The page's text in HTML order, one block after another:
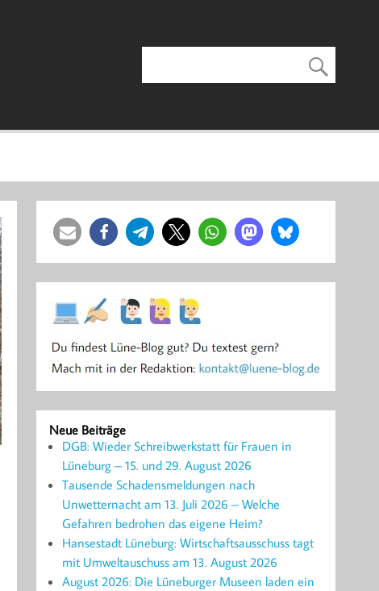
Neue Beiträge
DGB: Wieder Schreibwerkstatt für Frauen in
Lüneburg – 15. und 29. August 2026
Tausende Schadensmeldungen nach
Unwetternacht am 13. Juli 2026 – Welche
Gefahren bedrohen das eigene Heim?
Hansestadt Lüneburg: Wirtschaftsausschuss tagt
mit Umweltauschuss am 13. August 2026
August 2026: Die Lüneburger Museen laden ein